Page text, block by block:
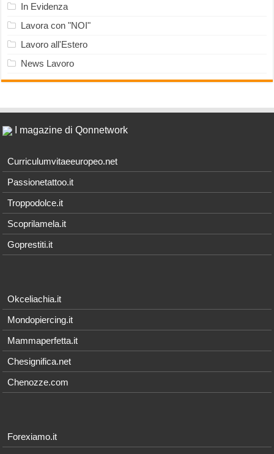
In Evidenza
Lavora con "NOI"
Lavoro all'Estero
News Lavoro
I magazine di Qonnetwork
Curriculumvitaeeuropeo.net
Passionetattoo.it
Troppodolce.it
Scoprilamela.it
Goprestiti.it
Okceliachia.it
Mondopiercing.it
Mammaperfetta.it
Chesignifica.net
Chenozze.com
Forexiamo.it